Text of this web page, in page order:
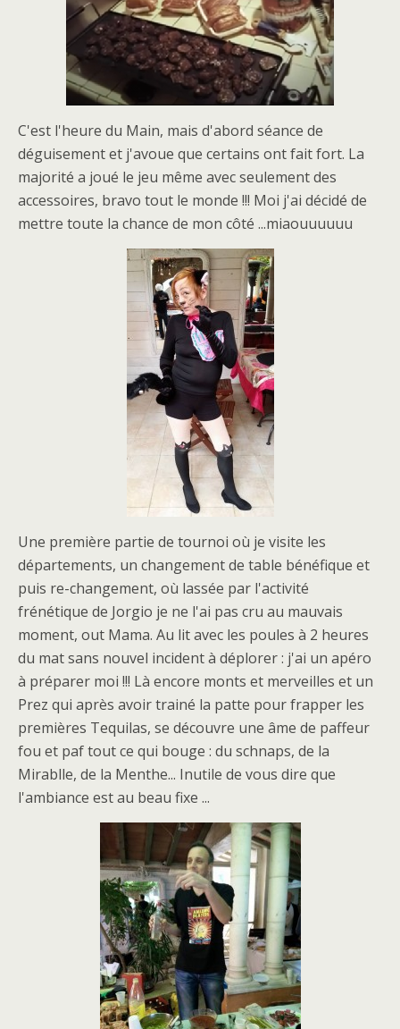
C'est l'heure du Main, mais d'abord séance de
déguisement et j'avoue que certains ont fait fort. La
majorité a joué le jeu même avec seulement des
accessoires, bravo tout le monde !!! Moi j'ai décidé de
mettre toute la chance de mon côté ...miaouuuuuu
Une première partie de tournoi où je visite les
départements, un changement de table bénéfique et
puis re-changement, où lassée par l'activité
frénétique de Jorgio je ne l'ai pas cru au mauvais
moment, out Mama. Au lit avec les poules à 2 heures
du mat sans nouvel incident à déplorer : j'ai un apéro
à préparer moi !!! Là encore monts et merveilles et un
Prez qui après avoir trainé la patte pour frapper les
premières Tequilas, se découvre une âme de paffeur
fou et paf tout ce qui bouge : du schnaps, de la
Mirablle, de la Menthe... Inutile de vous dire que
l'ambiance est au beau fixe ...